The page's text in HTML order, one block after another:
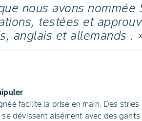
nous avons nommée
testées et
anglais et allemands .
facilite la prise en main. Des
dévissent aisément avec des gants